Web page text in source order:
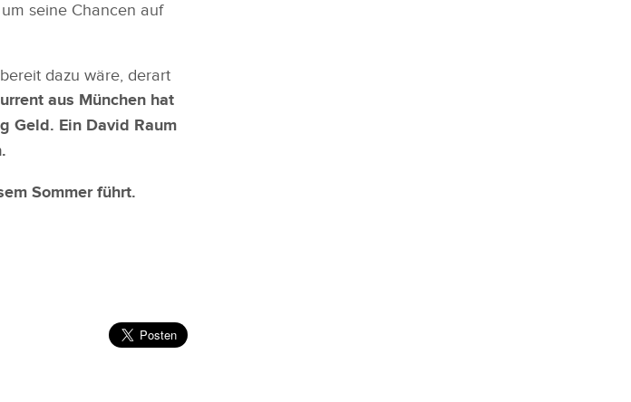
seine Chancen auf
dazu wäre, derart
aus München hat
Geld. Ein David Raum
Sommer führt.